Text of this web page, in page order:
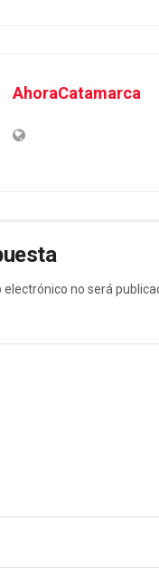
AhoraCatamarca
no será